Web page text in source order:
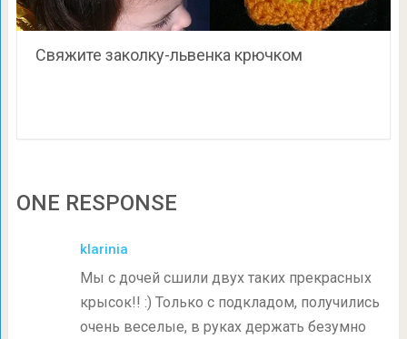
Свяжите заколку-львенка крючком
ONE RESPONSE
klarinia
Мы с дочей сшили двух таких прекрасных
крысок!! :) Только с подкладом, получились
очень веселые, в руках держать безумно